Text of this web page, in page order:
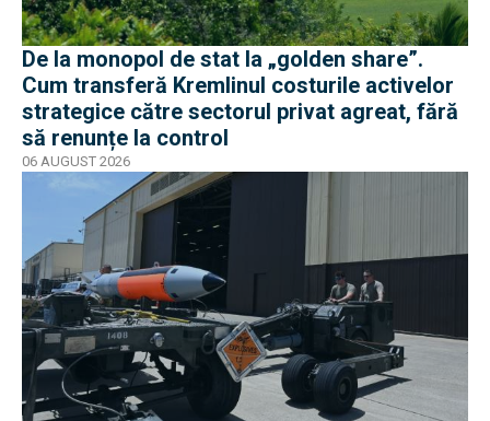
De la monopol de stat la „golden share”.
Cum transferă Kremlinul costurile activelor
strategice către sectorul privat agreat, fără
să renunțe la control
06 AUGUST 2026